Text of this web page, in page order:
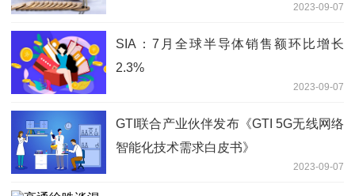
2023-09-07
SIA：7月全球半导体销售额环比增长
2.3%
2023-09-07
GTI联合产业伙伴发布《GTI 5G无线网络
智能化技术需求白皮书》
2023-09-07